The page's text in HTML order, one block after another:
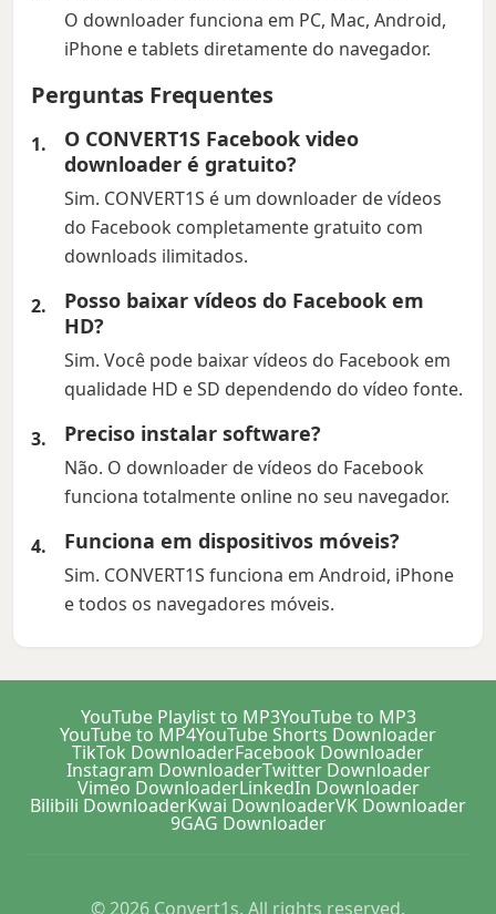
O downloader funciona em PC, Mac, Android,
iPhone e tablets diretamente do navegador.
Perguntas Frequentes
O CONVERT1S Facebook video
downloader é gratuito?
Sim. CONVERT1S é um downloader de vídeos
do Facebook completamente gratuito com
downloads ilimitados.
Posso baixar vídeos do Facebook em
HD?
Sim. Você pode baixar vídeos do Facebook em
qualidade HD e SD dependendo do vídeo fonte.
Preciso instalar software?
Não. O downloader de vídeos do Facebook
funciona totalmente online no seu navegador.
Funciona em dispositivos móveis?
Sim. CONVERT1S funciona em Android, iPhone
e todos os navegadores móveis.
YouTube Playlist to MP3YouTube to MP3
YouTube to MP4YouTube Shorts Downloader
TikTok DownloaderFacebook Downloader
Instagram DownloaderTwitter Downloader
Vimeo DownloaderLinkedIn Downloader
Bilibili DownloaderKwai DownloaderVK Downloader
9GAG Downloader
© 2026 Convert1s. All rights reserved.